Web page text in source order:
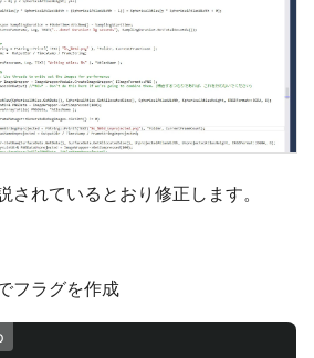
されているとおり修正します。
フラグを作成